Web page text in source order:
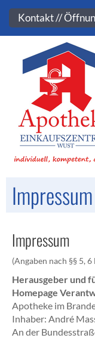
Kontakt
Impressum
Impressum
(Angaben nach §§ 5,
Herausgeber und
Homepage
Apotheke im
Inhaber: André
An der
Kontakt //